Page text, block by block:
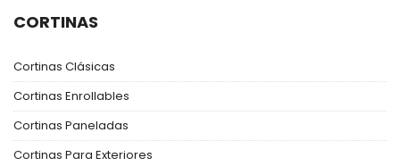
CORTINAS
Cortinas Clásicas
Cortinas Enrollables
Cortinas Paneladas
Cortinas Para Exteriores